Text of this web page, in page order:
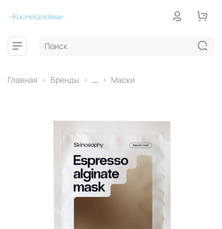
Главная Бренды ... Маски